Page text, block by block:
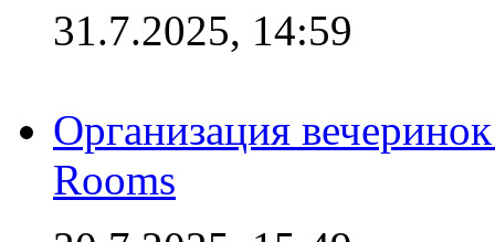
31.7.2025, 14:59
Организация
Rooms